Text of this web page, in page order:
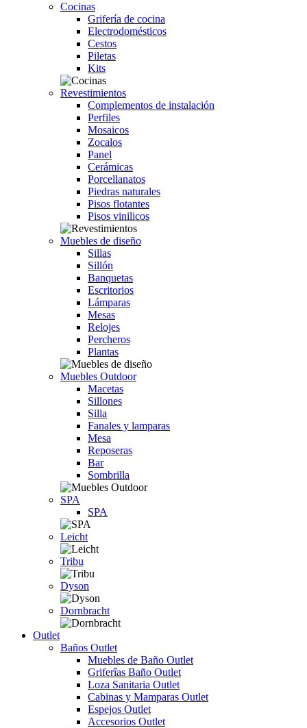
Cocinas
Grifería de cocina
Electrodomésticos
Cestos
Piletas
Kits
Revestimientos
Complementos de instalación
Perfiles
Mosaicos
Zocalos
Panel
Cerámicas
Porcellanatos
Piedras naturales
Pisos flotantes
Pisos vinilicos
Muebles de diseño
Sillas
Sillón
Banquetas
Escritorios
Lámparas
Mesas
Relojes
Percheros
Plantas
Muebles Outdoor
Macetas
Sillones
Silla
Fanales y lamparas
Mesa
Reposeras
Bar
Sombrilla
SPA
SPA
Leicht
Tribu
Dyson
Dornbracht
Outlet
Baños Outlet
Muebles de Baño Outlet
Griferîas Baño Outlet
Loza Sanitaria Outlet
Cabinas y Mamparas Outlet
Espejos Outlet
Accesorios Outlet